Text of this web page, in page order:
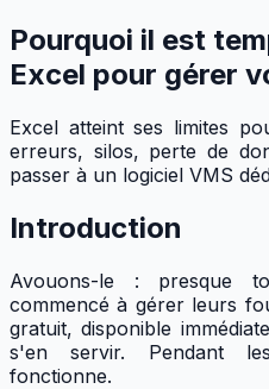
Pourquoi il est
Excel pour gérer
Excel atteint ses limites
erreurs, silos, perte de
passer à un logiciel VMS
Introduction
Avouons-le : presque
commencé à gérer leurs
gratuit, disponible
s'en servir. Pendant
fonctionne.